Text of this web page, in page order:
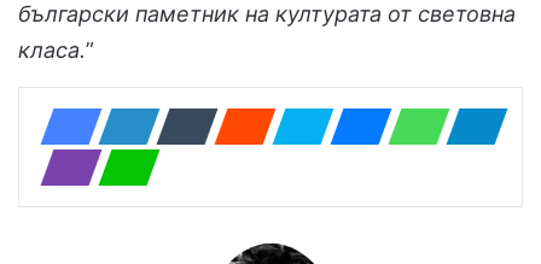
български паметник на културата от световна
класа.”